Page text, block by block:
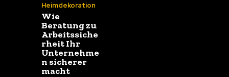
Heimdekoration
Wie
Beratung zu
Arbeitssiche
rheit Ihr
Unternehme
n sicherer
macht